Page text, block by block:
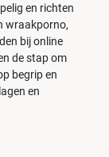
en richten
wraakporno,
bij online
de stap om
begrip en
en